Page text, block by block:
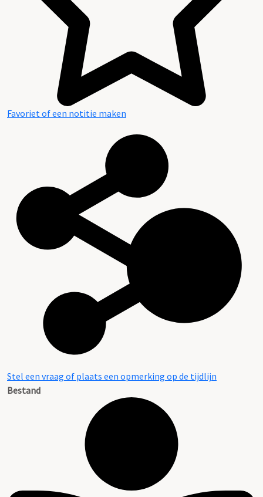
Favoriet of een notitie maken
Stel een vraag of plaats een opmerking op de tijdlijn
Bestand